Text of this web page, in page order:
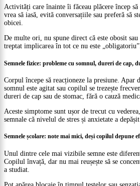
Activități care înainte îi făceau plăcere încep
vrea să iasă, evită conversațiile sau preferă să
obicei.
De multe ori, nu spune direct că este obosit
treptat implicarea în tot ce nu este
Semnele fizice: probleme cu somnul, dureri de cap,
Corpul începe să reacționeze la presiune.
somnul este agitat sau copilul se trezește
dureri de cap sau de stomac, fără o cauză
Aceste simptome sunt ușor de trecut cu
semnale că nivelul de stres și anxietate a
Semnele școlare: note mai mici, deși copilul depune
Unul dintre cele mai vizibile semne este
Copilul învață, dar nu mai reușește să se
a studiat.